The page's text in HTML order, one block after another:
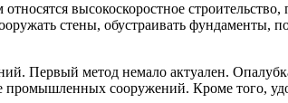
высокоскоростное
стены, обустраивать фундаменты,
Первый метод немало актуален.
промышленных сооружений. Кроме того,